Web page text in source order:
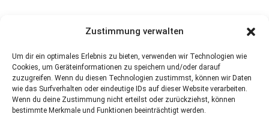
Zustimmung verwalten
Um dir ein optimales Erlebnis zu bieten, verwenden wir Technologien wie
Cookies, um Geräteinformationen zu speichern und/oder darauf
zuzugreifen. Wenn du diesen Technologien zustimmst, können wir Daten
wie das Surfverhalten oder eindeutige IDs auf dieser Website verarbeiten.
Wenn du deine Zustimmung nicht erteilst oder zurückziehst, können
bestimmte Merkmale und Funktionen beeinträchtigt werden.
Wirtschaftsliste Salzburg
KONTAKT:
Münzgasse